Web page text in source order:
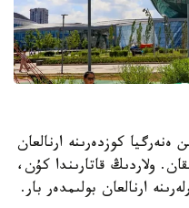
ەنەرگيا كوزدەرىنە ارنالعان
ولاردىڭ قاتارىندا كۇن،
ارنالعان بولىمدەر بار.